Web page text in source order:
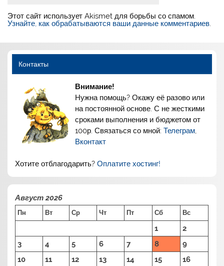
Этот сайт использует Akismet для борьбы со спамом.
Узнайте, как обрабатываются ваши данные комментариев
Контакты
Внимание!
Нужна помощь? Окажу её разово или
на постоянной основе. С не жесткими
сроками выполнения и бюджетом от
100р. Связаться со мной:Телеграм,
Вконтакт
Хотите отблагодарить?Оплатите хостинг!
Август 2026
Пн Вт Ср Чт Пт Сб Вс
1
2
3
4 5 6 7 8
9
10
11 12 13 14 15 16